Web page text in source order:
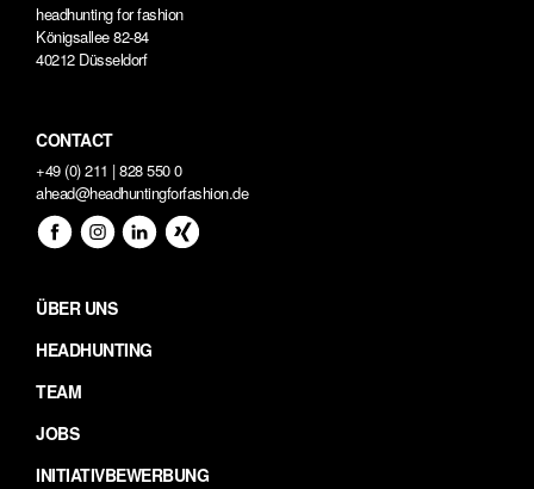
headhunting for fashion
Königsallee 82-84
40212 Düsseldorf
CONTACT
+49 (0) 211 | 828 550 0
ahead@headhuntingforfashion.de
ÜBER UNS
HEADHUNTING
TEAM
JOBS
INITIATIVBEWERBUNG